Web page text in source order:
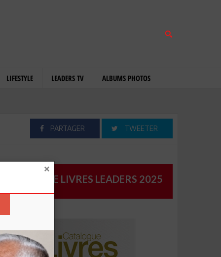
LIFESTYLE LEADERS TV ALBUMS PHOTOS
PARTAGER TWEETER
CATALOGUE LIVRES LEADERS 2025